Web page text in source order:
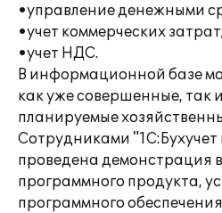
•управление денежными
•учет коммерческих
•учет НДС.
В информационной базе
как уже совершенные, так
планируемые
Сотрудниками "1С:Бухучет
проведена демонстрация
программного продукта,
программного